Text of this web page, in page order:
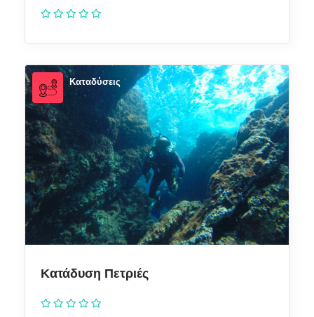
Καταδύσεις
Κατάδυση Πετριές